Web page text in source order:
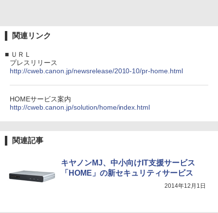
関連リンク
■ ＵＲＬ
プレスリリース
http://cweb.canon.jp/newsrelease/2010-10/pr-home.html
HOMEサービス案内
http://cweb.canon.jp/solution/home/index.html
関連記事
キヤノンMJ、中小向けIT支援サービス
「HOME」の新セキュリティサービス
2014年12月1日